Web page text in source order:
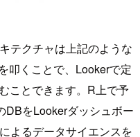
テクチャは上記のような
叩くことで、Lookerで定
ことできます。R上で予
DBをLookerダッシュボー
よるデータサイエンスを